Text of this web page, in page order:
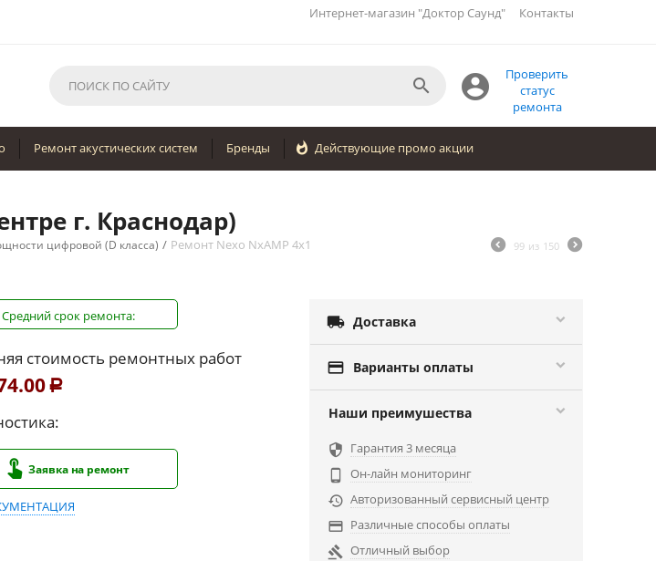
Интернет-магазин "Доктор Саунд" Контакты
Проверить
статус
ремонта


Ремонт акустических систем Бренды  Действующие промо акции
г. Краснодар)
цифровой (D класса) / Ремонт Nexo NxAMP 4x1 99 из 150
Средний срок ремонта:
стоимость ремонтных работ
Р
Заявка на ремонт
 Доставка
 Варианты оплаты
Наши преимушества
 Гарантия 3 месяца

Он-лайн мониторинг
 Авторизованный сервисный центр
 Различные способы оплаты
 Отличный выбор